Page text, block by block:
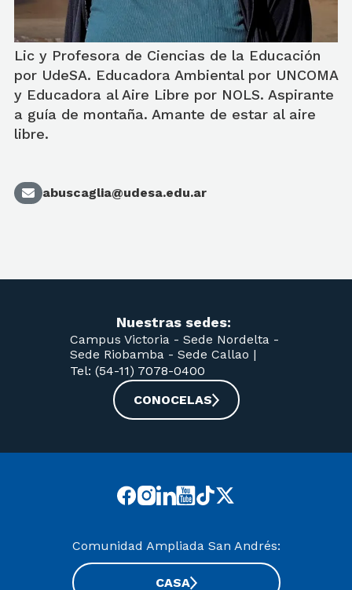
Lic y Profesora de Ciencias de la Educación
por UdeSA. Educadora Ambiental por UNCOMA
y Educadora al Aire Libre por NOLS. Aspirante
a guía de montaña. Amante de estar al aire
libre.
abuscaglia@udesa.edu.ar
Nuestras sedes:
Campus Victoria - Sede Nordelta -
Sede Riobamba - Sede Callao |
Tel: (54-11) 7078-0400
CONOCELAS
Comunidad Ampliada San Andrés:
CASA